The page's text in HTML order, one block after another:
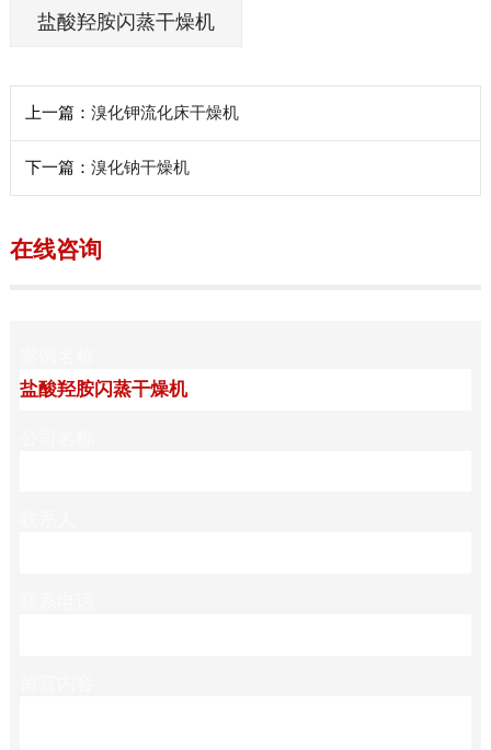
盐酸羟胺闪蒸干燥机
上一篇： 溴化钾流化床干燥机
下一篇： 溴化钠干燥机
在线咨询